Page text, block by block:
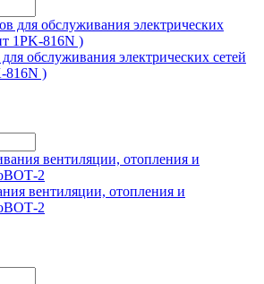
обслуживания электрических сетей
816N )
вентиляции, отопления и
2